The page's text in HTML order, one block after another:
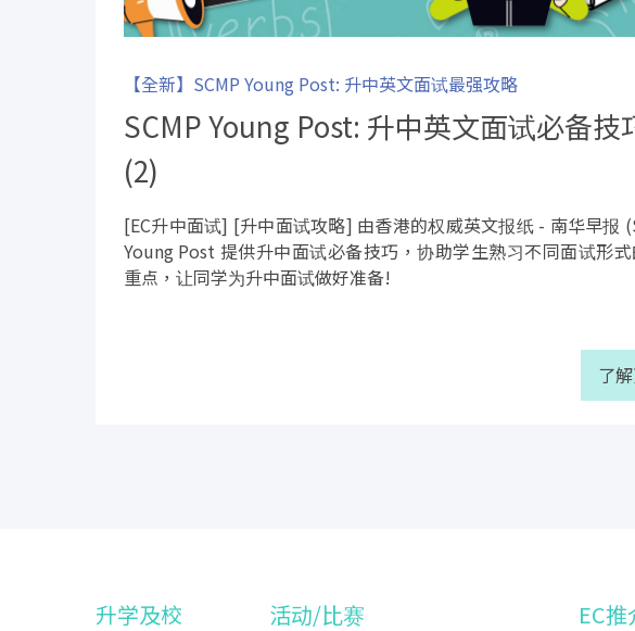
【全新】SCMP Young Post: 升中英文面试最强攻略
SCMP Young Post: 升中英文面试必备技
(2)
[EC升中面试] [升中面试攻略] 由香港的权威英文报纸 - 南华早报
Young Post 提供升中面试必备技巧，协助学生熟习不同面试形
重点，让同学为升中面试做好准备!
了
升学及校
活动/比赛 EC推